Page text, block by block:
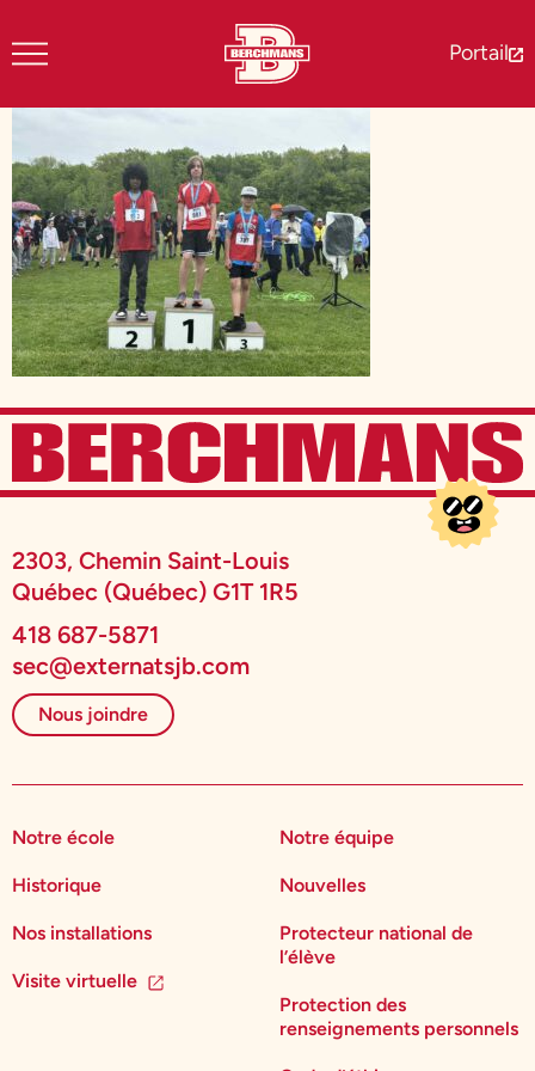
Portail
2303, Chemin Saint-Louis
Québec (Québec) G1T 1R5
418 687-5871
sec@externatsjb.com
Nous joindre
Notre école
Historique
Nos installations
Visite virtuelle
Notre équipe
Nouvelles
Protecteur national de
l’élève
Protection des
renseignements personnels